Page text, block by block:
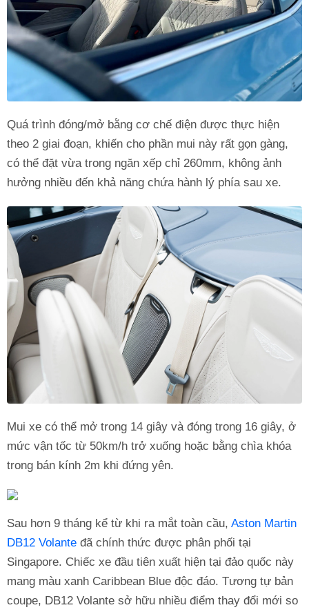
Quá trình đóng/mở bằng cơ chế điện được thực hiện
theo 2 giai đoạn, khiến cho phần mui này rất gọn gàng,
có thể đặt vừa trong ngăn xếp chỉ 260mm, không ảnh
hưởng nhiều đến khả năng chứa hành lý phía sau xe.
Mui xe có thể mở trong 14 giây và đóng trong 16 giây, ở
mức vận tốc từ 50km/h trở xuống hoặc bằng chìa khóa
trong bán kính 2m khi đứng yên.
Sau hơn 9 tháng kể từ khi ra mắt toàn cầu, Aston Martin
DB12 Volante đã chính thức được phân phối tại
Singapore. Chiếc xe đầu tiên xuất hiện tại đảo quốc này
mang màu xanh Caribbean Blue độc đáo. Tương tự bản
coupe, DB12 Volante sở hữu nhiều điểm thay đổi mới so